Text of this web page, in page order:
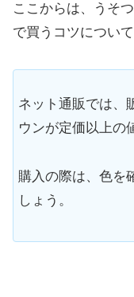
ここからは、うそ
で買うコツについ
ネット通販では、
ウンが定価以上の
購入の際は、色を
しょう。